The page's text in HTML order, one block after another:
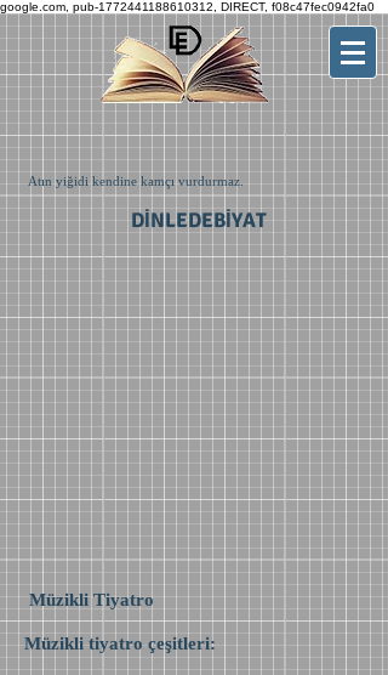
google.com, pub-1772441188610312, DIRECT, f08c47fec0942fa0
Atın yiğidi kendine kamçı vurdurmaz.
DİNLEDEBİYAT
Müzikli Tiyatro
Müzikli tiyatro çeşitleri: